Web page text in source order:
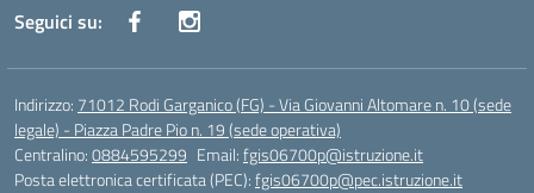
Seguici su:
Indirizzo: 71012 Rodi Garganico (FG) - Via Giovanni Altomare n. 10 (sede
legale) - Piazza Padre Pio n. 19 (sede operativa)
Centralino:0884595299 Email:fgis06700p@istruzione.it
Posta elettronica certificata (PEC):fgis06700p@pec.istruzione.it